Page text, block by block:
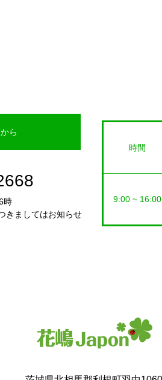
ら
時
きましてはお知らせ
時間
9:00 ~ 16:00